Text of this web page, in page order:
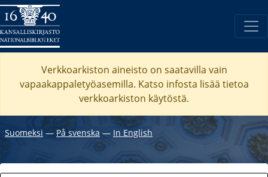
Verkkoarkiston aineisto on saatavilla vain
vapaakappaletyöasemilla. Katso infosta lisää tietoa
verkkoarkiston käytöstä.
Suomeksi ― På svenska ― In English